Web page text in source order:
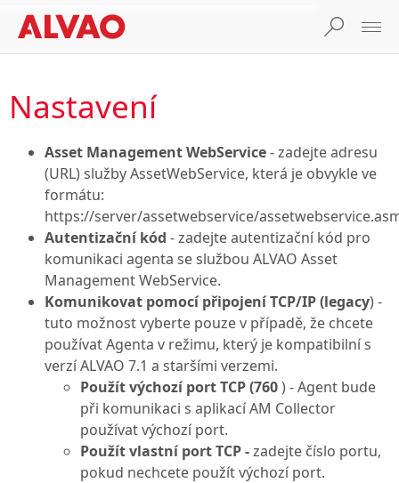
Nastavení
Asset Management WebService- zadejte adresu
(URL) služby AssetWebService, která je obvykle ve
formátu:
https://server/assetwebservice/
Autentizační kód - zadejte autentizační kód pro
komunikaci agenta se službou ALVAO Asset
Management WebService.
Komunikovat pomocí připojení TCP/IP (legacy) -
tuto možnost vyberte pouze v případě, že chcete
používat Agenta v režimu, který je kompatibilní s
verzí ALVAO 7.1 a staršími verzemi.
Použít výchozí port TCP (760) - Agent bude
při komunikaci s aplikací AM Collector
používat výchozí port.
Použít vlastní port TCP -zadejte číslo portu,
pokud nechcete použít výchozí port.